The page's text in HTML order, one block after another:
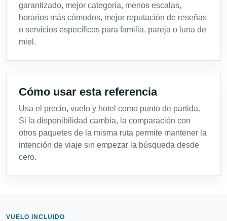
garantizado, mejor categoría, menos escalas,
horarios más cómodos, mejor reputación de reseñas
o servicios específicos para familia, pareja o luna de
miel.
Cómo usar esta referencia
Usa el precio, vuelo y hotel como punto de partida.
Si la disponibilidad cambia, la comparación con
otros paquetes de la misma ruta permite mantener la
intención de viaje sin empezar la búsqueda desde
cero.
VUELO INCLUIDO